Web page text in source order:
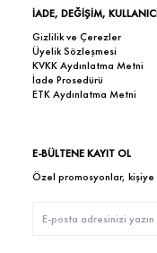
İADE, DEĞİŞİM,
Gizlilik ve Çerezler
Üyelik Sözleşmesi
KVKK Aydınlatma Metni
İade Prosedürü
ETK Aydınlatma Metni
E-BÜLTENE KAYIT OL
Özel promosyonlar,